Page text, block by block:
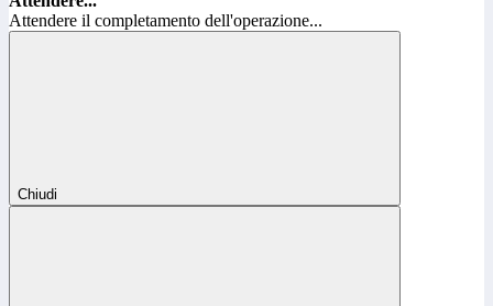
Attendere il completamento dell'operazione...
Chiudi